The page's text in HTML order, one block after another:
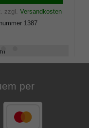
zzgl. Versandkosten
1387
per